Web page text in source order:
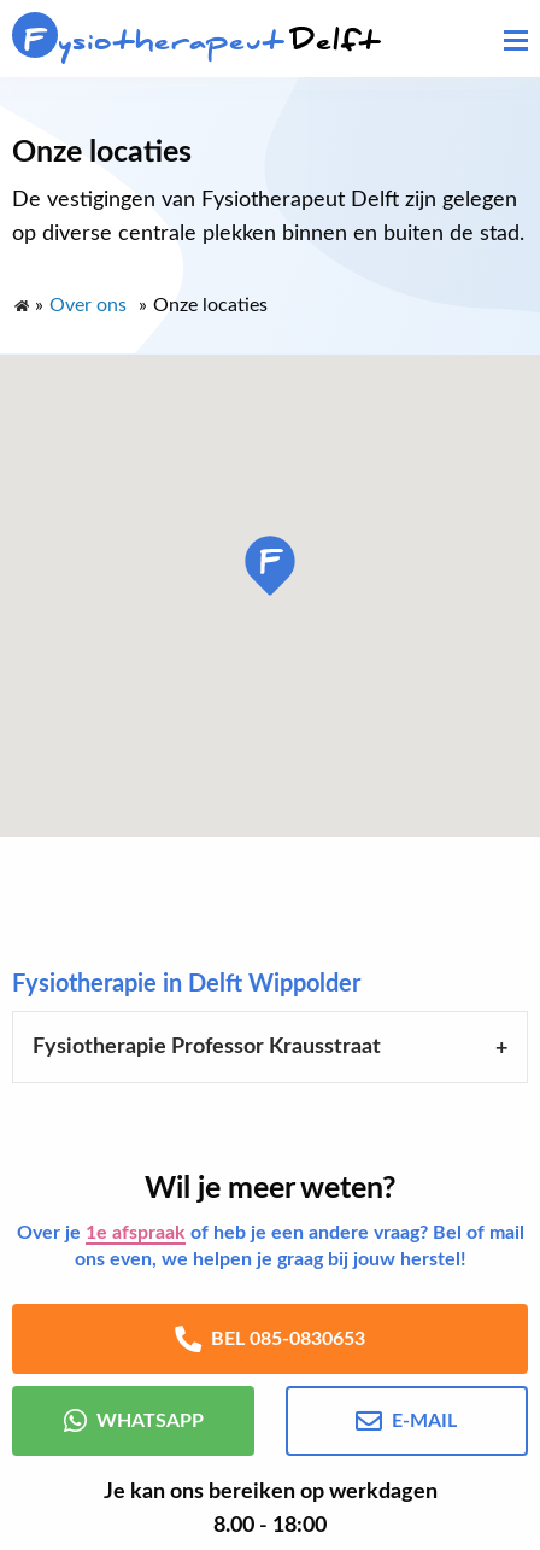
F ysiotherapeutDelft
Onze locaties
De vestigingen van Fysiotherapeut Delft zijn gelegen
op diverse centrale plekken binnen en buiten de stad.
» Over ons » Onze locaties
Fysiotherapie in Delft Wippolder
Fysiotherapie Professor Krausstraat
Wil je meer weten?
Over je 1e afspraak of heb je een andere vraag? Bel of mail
ons even, we helpen je graag bij jouw herstel!
BEL 085-0830653
WHATSAPP E-MAIL
Je kan ons bereiken op werkdagen
8.00 - 18:00